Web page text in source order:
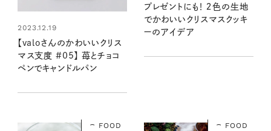
2023.12.19
【valoさんのかわいいクリス
マス支度 #05】 苺とチョコ
ペンでキャンドルパン
プレゼントにも！ ２色の生地
でかわいいクリスマスクッキ
ーのアイデア
FOOD FOOD